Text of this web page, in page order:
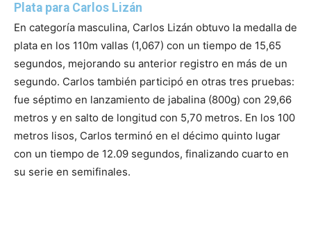
Plata para Carlos Lizán
En categoría masculina, Carlos Lizán obtuvo la medalla de
plata en los 110m vallas (1,067) con un tiempo de 15,65
segundos, mejorando su anterior registro en más de un
segundo. Carlos también participó en otras tres pruebas:
fue séptimo en lanzamiento de jabalina (800g) con 29,66
metros y en salto de longitud con 5,70 metros. En los 100
metros lisos, Carlos terminó en el décimo quinto lugar
con un tiempo de 12.09 segundos, finalizando cuarto en
su serie en semifinales.